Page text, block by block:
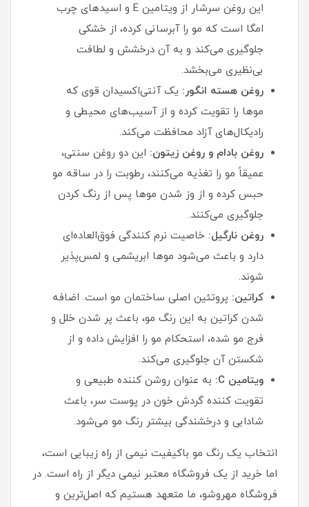
این روغن سرشار از ویتامین E و اسیدهای چرب
امگا است که مو را آبرسانی کرده، از خشکی
جلوگیری می‌کند و به آن درخشش و لطافت
بی‌نظیری می‌بخشد.
روغن هسته انگور: یک آنتی‌اکسیدان قوی که
موها را تقویت کرده و از آسیب‌های محیطی و
رادیکال‌های آزاد محافظت می‌کند.
روغن بادام و روغن زیتون: این دو روغن سنتی،
عمیقاً مو را تغذیه می‌کنند، رطوبت را در ساقه مو
حبس کرده و از وز شدن موها پس از رنگ کردن
جلوگیری می‌کنند.
روغن نارگیل: خاصیت نرم کنندگی فوق‌العاده‌ای
دارد و باعث می‌شود موها ابریشمی و لمس‌پذیر
شوند.
کراتین: پروتئین اصلی ساختمان مو است. اضافه
شدن کراتین به این رنگ مو، باعث پر شدن خلل و
فرج مو شده، استحکام مو را افزایش داده و از
شکستن آن جلوگیری می‌کند.
ویتامین C:
به عنوان روشن کننده طبیعی و
تقویت کننده گردش خون در پوست سر، باعث
شادابی و درخشندگی بیشتر رنگ مو می‌شود.
انتخاب یک رنگ مو باکیفیت نیمی از راه زیبایی است،
اما خرید از یک فروشگاه معتبر نیمی دیگر از راه است. در
فروشگاه مهروشو، ما متعهد هستیم که اصل‌ترین و